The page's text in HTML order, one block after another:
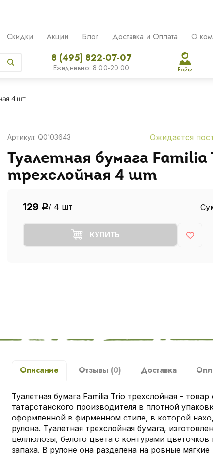
Скидки Акции Блог Доставка и Оплата О
8 (495) 822-07-07
Ежедневно: 8:00-20:00 Войти
4 шт
Артикул: Q0103643 Ожидается
Туалетная бумага Familia
трехслойная 4 шт
129 Р/ 4 шт
КУПИТЬ
Описание Отзывы (0) Доставка
Туалетная бумага Familia Trio трехслойная – товар
татарстанского производителя в плотной
оформленной в фирменном стиле, в которой
рулона. Туалетная трехслойная бумага,
целлюлозы, белого цвета с контурами цветочков
запаха. В рулоне она разделена на ровные мягкие